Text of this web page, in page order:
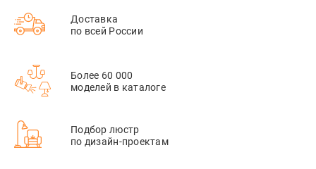
Доставка
по всей России
Более 60 000
моделей в каталоге
Подбор люстр
по дизайн-проектам